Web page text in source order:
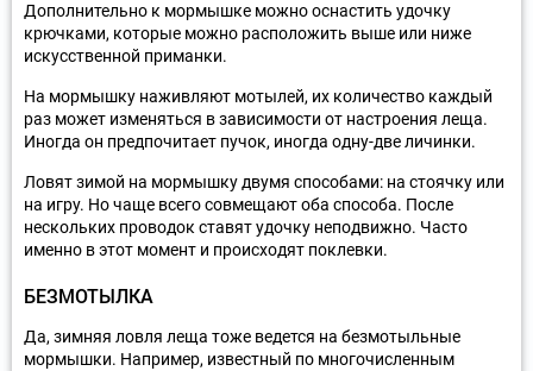
Дополнительно к мормышке можно оснастить удочку
крючками, которые можно расположить выше или ниже
искусственной приманки.
На мормышку наживляют мотылей, их количество каждый
раз может изменяться в зависимости от настроения леща.
Иногда он предпочитает пучок, иногда одну-две личинки.
Ловят зимой на мормышку двумя способами: на стоячку или
на игру. Но чаще всего совмещают оба способа. После
нескольких проводок ставят удочку неподвижно. Часто
именно в этот момент и происходят поклевки.
БЕЗМОТЫЛКА
Да, зимняя ловля леща тоже ведется на безмотыльные
мормышки. Например, известный по многочисленным